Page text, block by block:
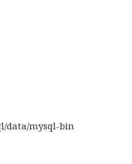
data/mysql-bin